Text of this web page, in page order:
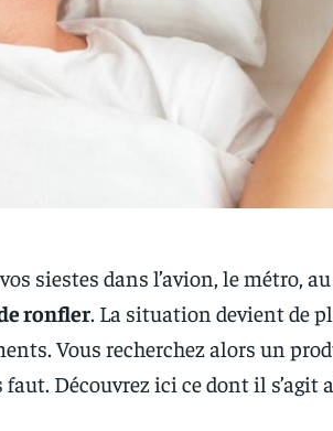
siestes dans l’avion, le métro,
ronfler. La situation devient de
Vous recherchez alors un
faut. Découvrez ici ce dont il s’agit